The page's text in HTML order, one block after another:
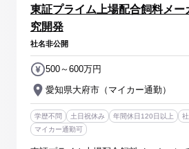
東証プライム上場配合飼料メー
究開発
社名非公開
愛知県大府市（マイカー通勤）
500～600万円
学歴不問 土日祝休み 年間休日120日以上
マイカー通勤可